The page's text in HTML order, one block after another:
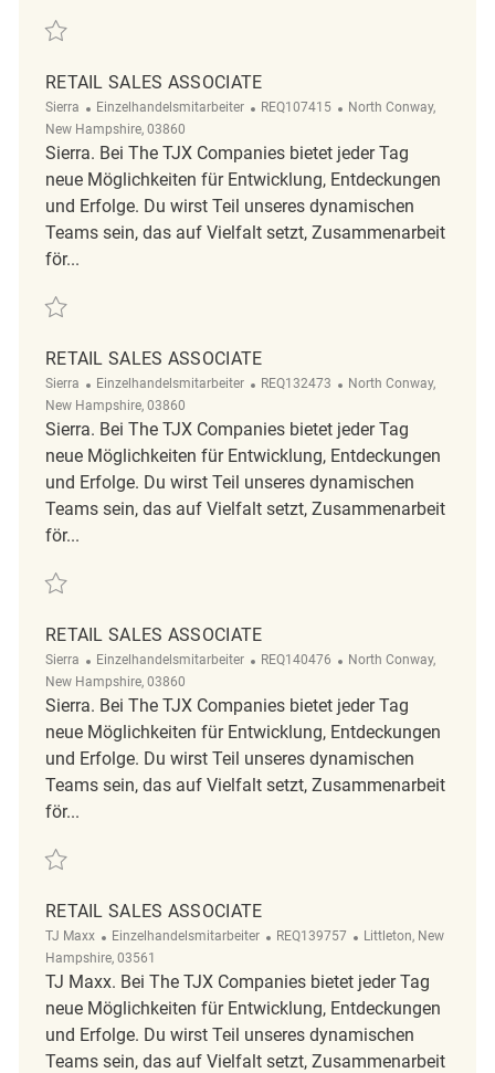
Retten Retail Sales Associate REQ109738
RETAIL SALES ASSOCIATE
Sierra Kategorie
Einzelhandelsmitarbeiter ReqId
REQ107415 Ort
North Conway,
New Hampshire, 03860
Sierra. Bei The TJX Companies bietet jeder Tag
neue Möglichkeiten für Entwicklung, Entdeckungen
und Erfolge. Du wirst Teil unseres dynamischen
Teams sein, das auf Vielfalt setzt, Zusammenarbeit
för...
Retten Retail Sales Associate REQ107415
RETAIL SALES ASSOCIATE
Sierra Kategorie
Einzelhandelsmitarbeiter ReqId
REQ132473 Ort
North Conway,
New Hampshire, 03860
Sierra. Bei The TJX Companies bietet jeder Tag
neue Möglichkeiten für Entwicklung, Entdeckungen
und Erfolge. Du wirst Teil unseres dynamischen
Teams sein, das auf Vielfalt setzt, Zusammenarbeit
för...
Retten Retail Sales Associate REQ132473
RETAIL SALES ASSOCIATE
Sierra Kategorie
Einzelhandelsmitarbeiter ReqId
REQ140476 Ort
North Conway,
New Hampshire, 03860
Sierra. Bei The TJX Companies bietet jeder Tag
neue Möglichkeiten für Entwicklung, Entdeckungen
und Erfolge. Du wirst Teil unseres dynamischen
Teams sein, das auf Vielfalt setzt, Zusammenarbeit
för...
Retten Retail Sales Associate REQ140476
RETAIL SALES ASSOCIATE
TJ Maxx Kategorie
Einzelhandelsmitarbeiter ReqId
REQ139757 Ort
Littleton, New
Hampshire, 03561
TJ Maxx. Bei The TJX Companies bietet jeder Tag
neue Möglichkeiten für Entwicklung, Entdeckungen
und Erfolge. Du wirst Teil unseres dynamischen
Teams sein, das auf Vielfalt setzt, Zusammenarbeit